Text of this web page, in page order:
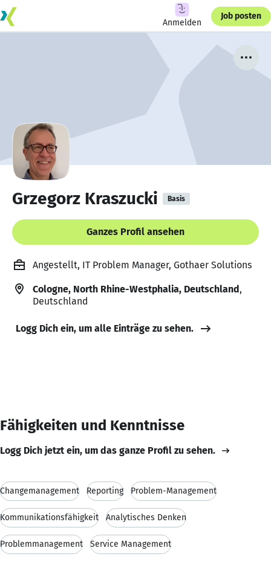
Anmelden
Job posten
Grzegorz Kraszucki Basis
Ganzes Profil ansehen
Angestellt, IT Problem Manager, Gothaer Solutions
Cologne, North Rhine-Westphalia, Deutschland,
Deutschland
Logg Dich ein, um alle Einträge zu sehen.
Fähigkeiten und Kenntnisse
Logg Dich jetzt ein, um das ganze Profil zu sehen.
Changemanagement Reporting Problem-Management
Kommunikationsfähigkeit Analytisches Denken
Problemmanagement Service Management